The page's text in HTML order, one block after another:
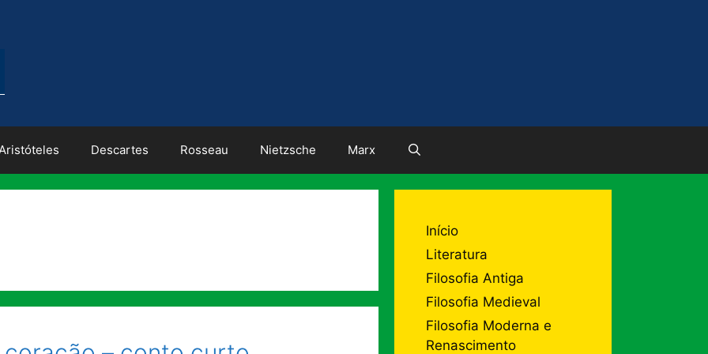
Descartes Rosseau Nietzsche Marx
Início
Literatura
Filosofia Antiga
Filosofia Medieval
Filosofia Moderna e
Renascimento